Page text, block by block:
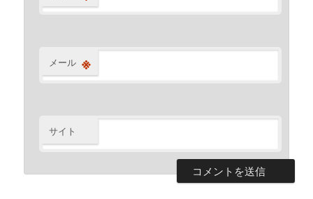
メール ※
サイト